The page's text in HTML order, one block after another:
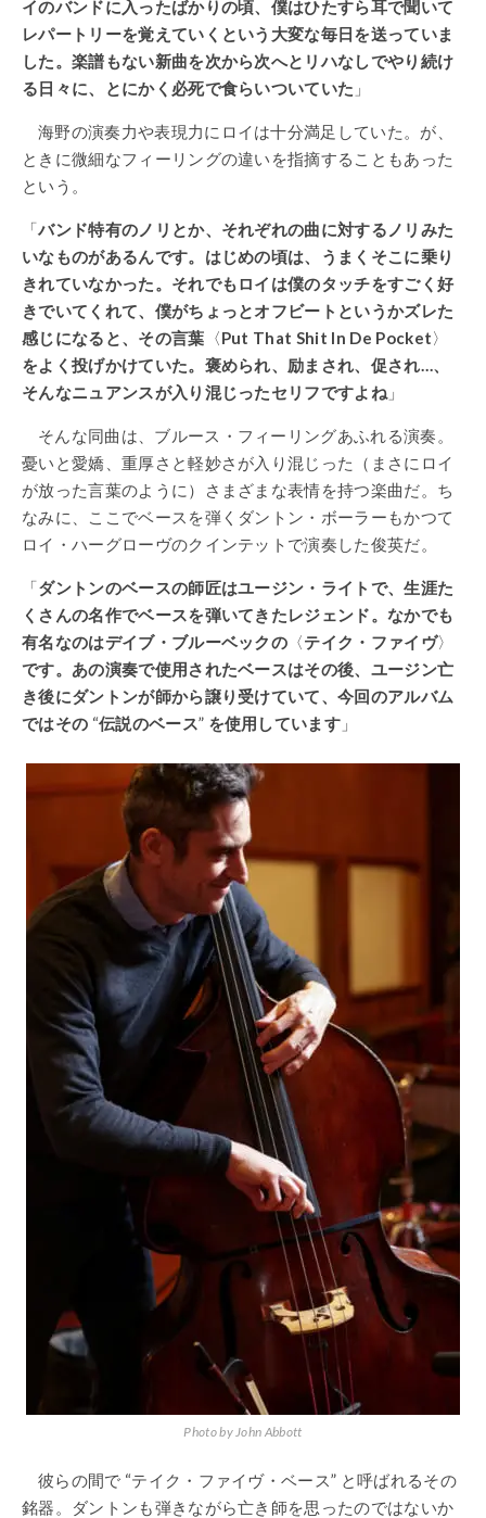
イのバンドに入ったばかりの頃、僕はひたすら耳で聞いて
レパートリーを覚えていくという大変な毎日を送っていま
した。楽譜もない新曲を次から次へとリハなしでやり続け
る日々に、とにかく必死で食らいついていた 」
海野の演奏力や表現力にロイは十分満足していた。が、
ときに微細なフィーリングの違いを指摘することもあった
という。
「バンド特有のノリとか、それぞれの曲に対するノリみた
いなものがあるんです。はじめの頃は、うまくそこに乗り
きれていなかった。それでもロイは僕のタッチをすごく好
きでいてくれて、僕がちょっとオフビートというかズレた
感じになると、その言葉 〈Put That Shit In De Pocket〉
をよく投げかけていた。褒められ、励まされ、促され…、
そんなニュアンスが入り混じったセリフですよね 」
そんな同曲は、ブルース・フィーリングあふれる演奏。
憂いと愛嬌、重厚さと軽妙さが入り混じった（まさにロイ
が放った言葉のように）さまざまな表情を持つ楽曲だ。ち
なみに、ここでベースを弾くダントン・ボーラーもかつて
ロイ・ハーグローヴのクインテットで演奏した俊英だ。
「ダントンのベースの師匠はユージン・ライトで、生涯た
くさんの名作でベースを弾いてきたレジェンド。なかでも
有名なのはデイブ・ブルーベックの 〈テイク・ファイヴ〉
です。あの演奏で使用されたベースはその後、ユージン亡
き後にダントンが師から譲り受けていて、今回のアルバム
ではその “伝説のベース” を使用しています 」
Photo by John Abbott
彼らの間で “テイク・ファイヴ・ベース” と呼ばれるその
銘器。ダントンも弾きながら亡き師を思ったのではないか